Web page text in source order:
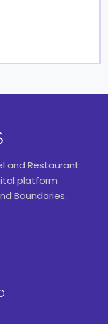
and Restaurant
platform
Boundaries.